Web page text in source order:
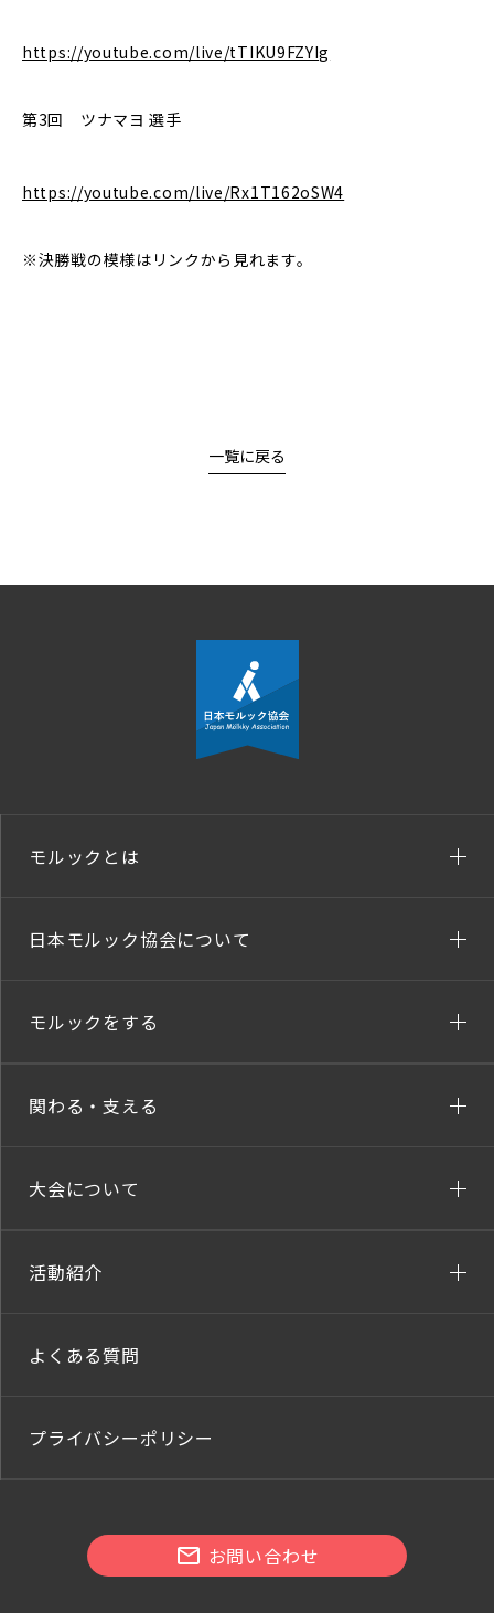
https://youtube.com/live/tTIKU9FZYIg
第3回 ツナマヨ 選手
https://youtube.com/live/Rx1T162oSW4
※決勝戦の模様はリンクから見れます。
一覧に戻る
モルックとは
日本モルック協会について
モルックをする
関わる・支える
大会について
活動紹介
よくある質問
プライバシーポリシー
お問い合わせ